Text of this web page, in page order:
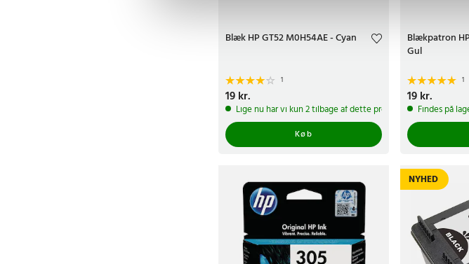
Blæk HP GT52 M0H54AE - Cyan
1
Pris:19 kr.
19 kr.
Lige nu har vi kun 2 tilbage af dette produkt
Køb
Blækpatron
Gul
1
Pris:19 kr.
19 kr.
Findes på
NYHED